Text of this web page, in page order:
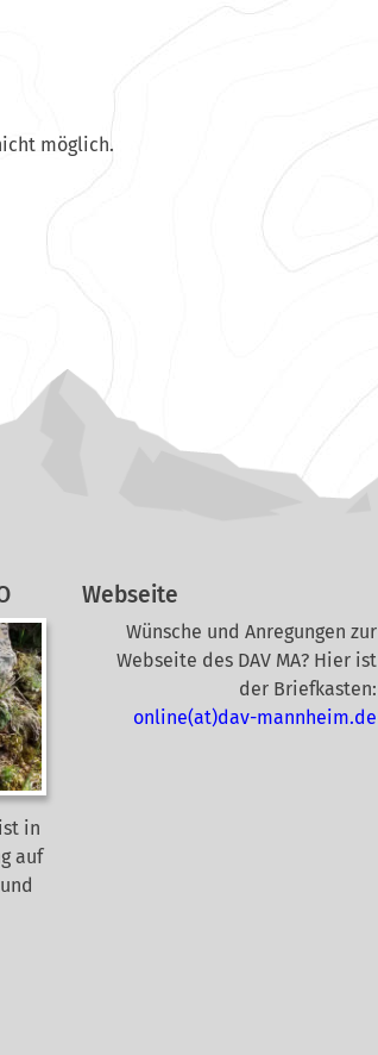
möglich.
in
auf
Webseite
Wünsche und Anregungen zur
Webseite des DAV MA? Hier ist
der Briefkasten:
online(at)dav-mannheim.de